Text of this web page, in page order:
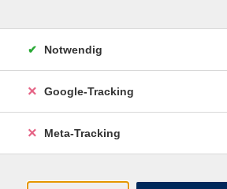
Notwendig
Google-Tracking
Meta-Tracking